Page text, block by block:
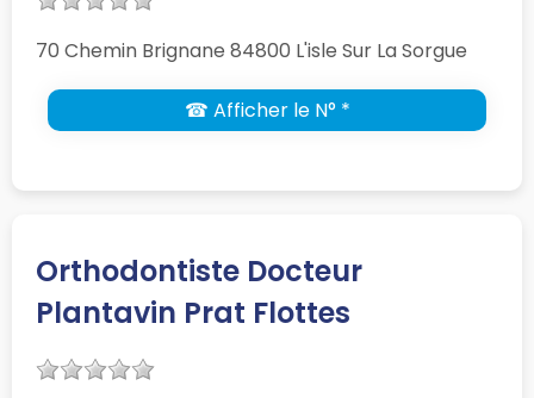
70 Chemin Brignane 84800 L'isle Sur La Sorgue
☎ Afficher le N° *
Orthodontiste Docteur
Plantavin Prat Flottes